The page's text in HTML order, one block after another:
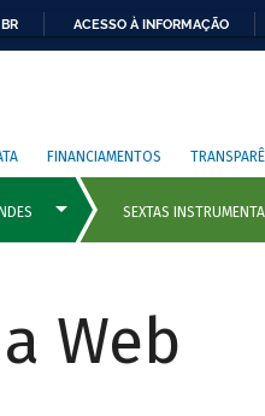
ACESSO À INFORMAÇÃO
FINANCIAMENTOS
Web